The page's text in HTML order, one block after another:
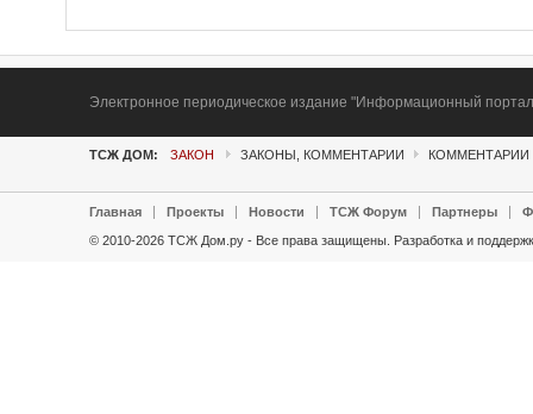
Электронное периодическое издание "Информационный
ТСЖ ДОМ: ЗАКОН ЗАКОНЫ, КОММЕНТАРИИ КОММЕНТАРИИ
Главная Проекты Новости ТСЖ Форум Партнеры
© 2010-2026 ТСЖ Дом.ру - Все права защищены. Разработка и